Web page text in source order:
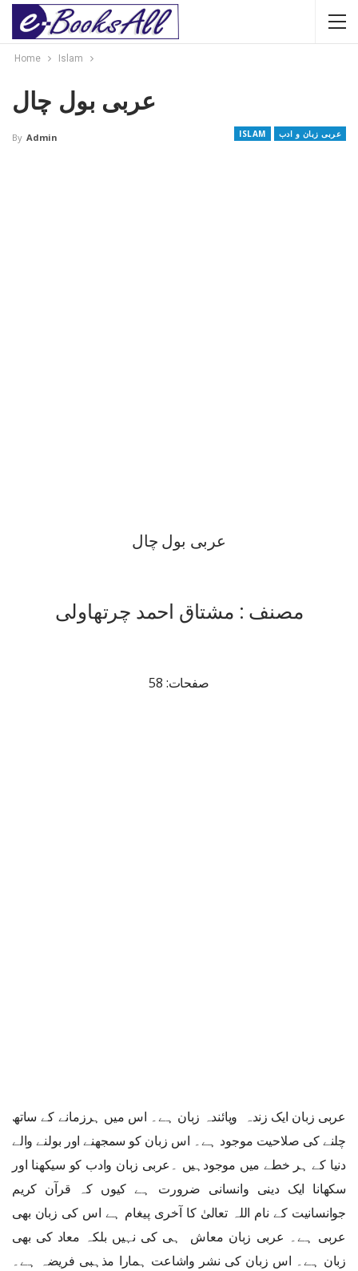
Home Islam
عربی بول چال
ISLAM عربی زبان و ادب By Admin
عربی بول چال
مصنف : مشتاق احمد چرتھاولی
صفحات: 58
عربی زبان ایک زندہ وپائندہ زبان ہے۔ اس میں ہرزمانے کے ساتھ
چلنے کی صلاحیت موجود ہے۔ اس زبان کو سمجھنے اور بولنے والے
دنیا کے ہر خطے میں موجودہیں ۔عربی زبان وادب کو سیکھنا اور
سکھانا ایک دینی وانسانی ضرورت ہے کیوں کہ قرآن کریم
جوانسانیت کے نام اللہ تعالیٰ کا آخری پیغام ہے اس کی زبان بھی
عربی ہے۔ عربی زبان معاش ہی کی نہیں بلکہ معاد کی بھی
زبان ہے۔ اس زبان کی نشر واشاعت ہمارا مذہبی فریضہ ہے۔